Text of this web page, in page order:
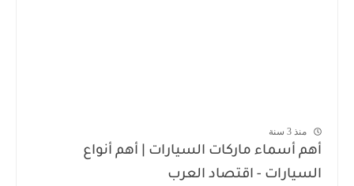
منذ 3 سنة
أهم أسماء ماركات السيارات | أهم أنواع
السيارات - اقتصاد العرب